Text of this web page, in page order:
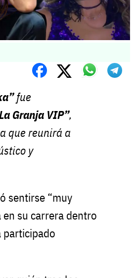
fue
Granja VIP”,
que reunirá a
y
sentirse “muy
su carrera dentro
participado